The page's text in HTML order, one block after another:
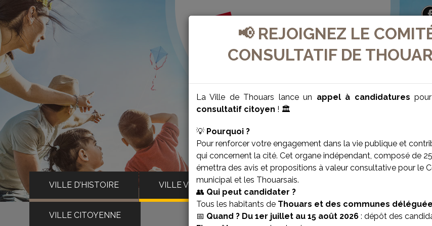
📢 REJOIGNEZ LE
CONSULTATIF DE
La Ville de Thouars lance un appel à candidatures
consultatif citoyen ! 🏛️
💡 Pourquoi ?
Pour renforcer votre engagement dans la vie publique et
qui concernent la cité. Cet organe indépendant, composé de
émettra des avis et propositions à valeur consultative pour le
municipal et les Thouarsais.
👥 Qui peut candidater ?
Tous les habitants de Thouars et des communes
📅 Quand ? Du 1er juillet au 15 août 2026 : dépôt des
VILLE D’HISTOIRE VILLE VIVANTE VILLE BIEN-ÊTRE
VILLE CITOYENNE